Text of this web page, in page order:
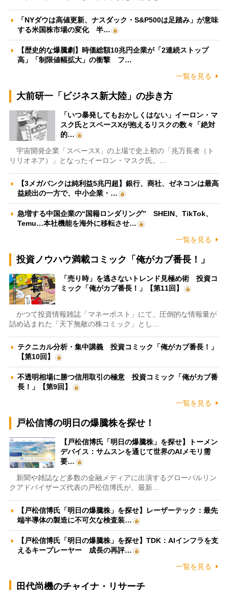
「NYダウは高値更新、ナスダック・S&P500は足踏み」が意味
する米国株市場の変化 半…
【歴史的な爆騰劇】時価総額10兆円企業が「2連続ストップ
高」「制限値幅拡大」の衝撃 フ…
一覧を見る
大前研一「ビジネス新大陸」の歩き方
「いつ暴発してもおかしくはない」イーロン・マ
スク氏とスペースXが抱えるリスクの数々「絶対
的…
宇宙開発企業「スペースX」の上場で史上初の「兆万長者（ト
リリオネア）」となったイーロン・マスク氏。…
【3メガバンクは純利益5兆円超】銀行、商社、ゼネコンは最高
益続出の一方で、中小企業・…
急増する中国企業の“国籍ロンダリング” SHEIN、TikTok、
Temu…本社機能を海外に移転させ…
一覧を見る
投資ノウハウ満載コミック「俺がカブ番長！」
「売り時」を逃さないトレンド見極め術 投資コ
ミック「俺がカブ番長！」【第11回】
かつて投資情報雑誌「マネーポスト」にて、圧倒的な情報量が
詰め込まれた「天下無敵の株コミック」とし…
テクニカル分析・集中講義 投資コミック「俺がカブ番長！」
【第10回】
不透明相場に勝つ信用取引の極意 投資コミック「俺がカブ番
長！」【第9回】
一覧を見る
戸松信博の明日の爆騰株を探せ！
【戸松信博氏「明日の爆騰株」を探せ】トーメン
デバイス：サムスンを通じて世界のAIメモリ需
要…
新聞や雑誌など多数の金融メディアに出演するグローバルリン
クアドバイザーズ代表の戸松信博氏が、最新…
【戸松信博氏「明日の爆騰株」を探せ】レーザーテック：最先
端半導体の製造に不可欠な検査装…
【戸松信博氏「明日の爆騰株」を探せ】TDK：AIインフラを支
えるキープレーヤー 成長の再評…
一覧を見る
田代尚機のチャイナ・リサーチ